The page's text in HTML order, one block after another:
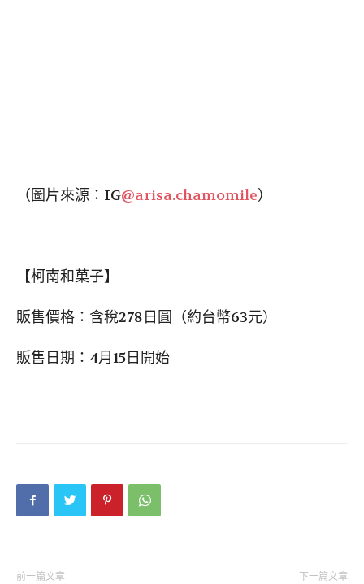
（圖片來源：IG@arisa.chamomile）
【柯南和菓子】
販售價格：含稅278日圓（約台幣63元）
販售日期：4月15日開始
前一篇文章 下一篇文章